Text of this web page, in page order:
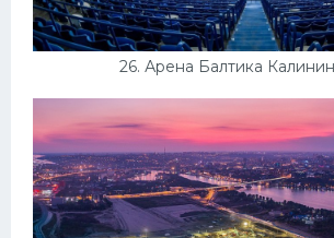
26. Арена Балтика